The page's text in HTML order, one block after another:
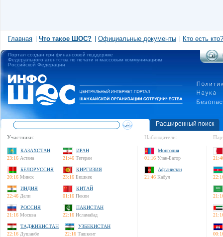
Главная Что такое ШОС? Официальные документы Кто есть кто?
Портал создан при финансовой поддержке
Федерального агентства по печати и массовым коммуникациям
Российской Федерации
Расширенный поиск
Участники:
КАЗАХСТАН
23:16 Астана
ИРАН
21:46 Тегеран
БЕЛОРУССИЯ
20:16 Минск
КИРГИЗИЯ
23:16 Бишкек
ИНДИЯ
22:46 Дели
КИТАЙ
01:16 Пекин
РОССИЯ
21:16 Москва
ПАКИСТАН
22:16 Исламабад
ТАДЖИКИСТАН
22:16 Душанбе
УЗБЕКИСТАН
22:16 Ташкент
Наблюдатели:
Монголия
01:16 Улан-Батор
Афганистан
21:46 Кабул